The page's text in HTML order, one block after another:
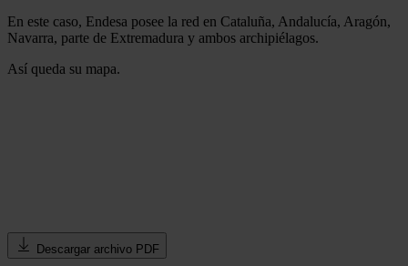
En este caso, Endesa posee la red en Cataluña, Andalucía, Aragón,
Navarra, parte de Extremadura y ambos archipiélagos.
Así queda su mapa.
Descargar archivo PDF